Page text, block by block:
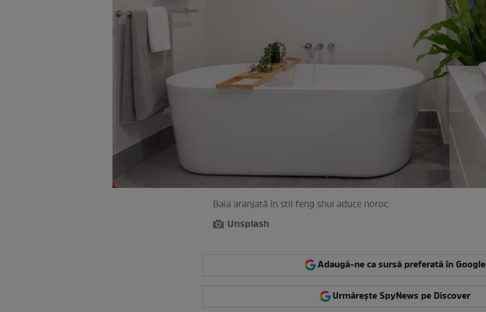
Baia aranjată în stil feng shui aduce noroc.
Unsplash
Adaugă-ne ca sursă preferată în Google
Urmărește SpyNews pe Discover